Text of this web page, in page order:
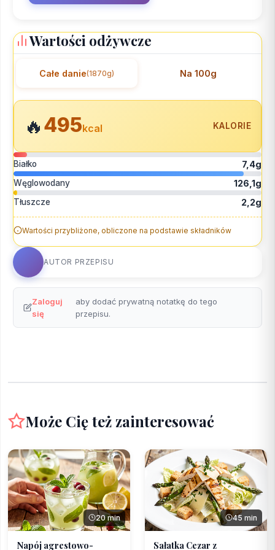
Wartości odżywcze
Całe danie(1870g) Na 100g
🔥495kcal KALORIE
Białko 7,4g
Węglowodany 126,1g
Tłuszcze 2,2g
Wartości przybliżone, obliczone na podstawie składników
AUTOR PRZEPISU
Zaloguj
się
aby dodać prywatną notatkę do tego
przepisu.
Może Cię też zainteresować
20 min
Napój agrestowo-
45 min
Sałatka Cezar z